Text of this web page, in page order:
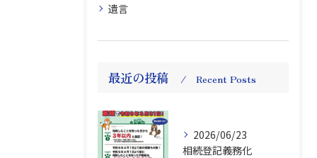
遺言
最近の投稿 Recent Posts
2026/06/23
相続登記義務化